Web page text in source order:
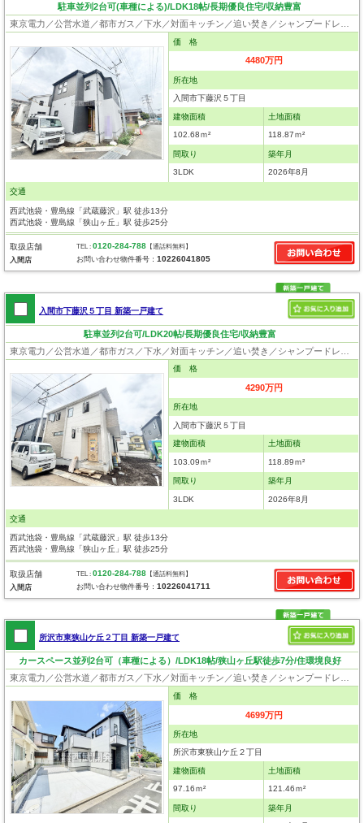
駐車並列2台可(車種による)/LDK18帖/長期優良住宅/収納豊富
価 格
4480万円
所在地
入間市下藤沢５丁目
建物面積
102.68ｍ²
土地面積
118.87ｍ²
間取り
3LDK
築年月
2026年8月
交通
西武池袋・豊島線「武蔵藤沢」駅 徒歩13分
西武池袋・豊島線「狭山ヶ丘」駅 徒歩25分
取扱店舗
入間店
TEL :0120-284-788 【通話料無料】
お問い合わせ物件番号：10226041805
入間市下藤沢５丁目 新築一戸建て
駐車並列2台可/LDK20帖/長期優良住宅/収納豊富
価 格
4290万円
所在地
入間市下藤沢５丁目
建物面積
103.09ｍ²
土地面積
118.89ｍ²
間取り
3LDK
築年月
2026年8月
交通
西武池袋・豊島線「武蔵藤沢」駅 徒歩13分
西武池袋・豊島線「狭山ヶ丘」駅 徒歩25分
取扱店舗
入間店
TEL :0120-284-788 【通話料無料】
お問い合わせ物件番号：10226041711
所沢市東狭山ケ丘２丁目 新築一戸建て
カースペース並列2台可（車種による）/LDK18帖/狭山ヶ丘駅徒歩7分/住環境良好
価 格
4699万円
所在地
所沢市東狭山ケ丘２丁目
建物面積
97.16ｍ²
土地面積
121.46ｍ²
間取り 築年月